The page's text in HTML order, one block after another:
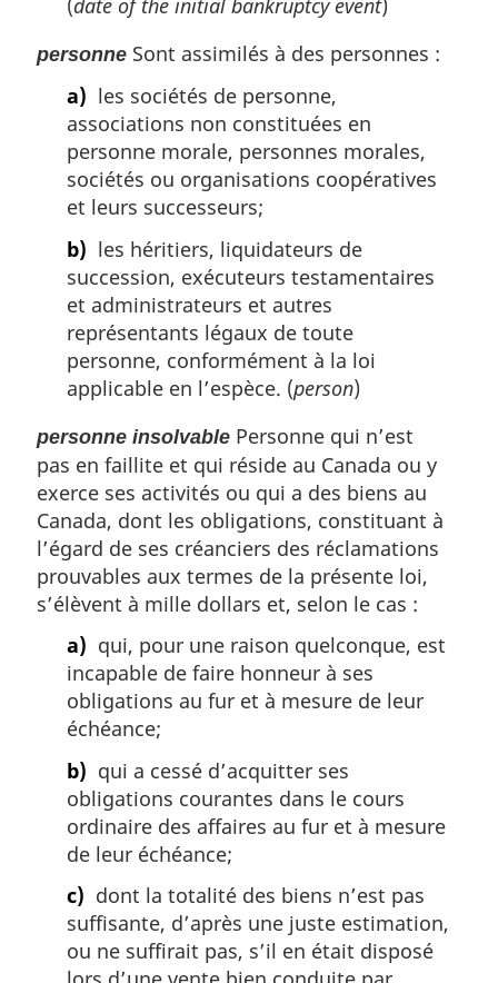
personne Sont assimilés à des personnes :
a) les sociétés de personne,
associations non constituées en
personne morale, personnes morales,
sociétés ou organisations coopératives
et leurs successeurs;
b) les héritiers, liquidateurs de
succession, exécuteurs testamentaires
et administrateurs et autres
représentants légaux de toute
personne, conformément à la loi
applicable en l’espèce. (person)
personne insolvable Personne qui n’est
pas en faillite et qui réside au Canada ou y
exerce ses activités ou qui a des biens au
Canada, dont les obligations, constituant à
l’égard de ses créanciers des réclamations
prouvables aux termes de la présente loi,
s’élèvent à mille dollars et, selon le cas :
a) qui, pour une raison quelconque, est
incapable de faire honneur à ses
obligations au fur et à mesure de leur
échéance;
b) qui a cessé d’acquitter ses
obligations courantes dans le cours
ordinaire des affaires au fur et à mesure
de leur échéance;
c) dont la totalité des biens n’est pas
suffisante, d’après une juste estimation,
ou ne suffirait pas, s’il en était disposé